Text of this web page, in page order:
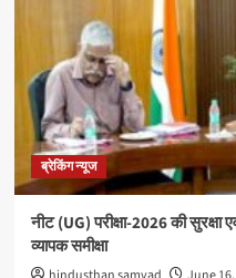
ब्रेकिंग न्यूज
नीट (UG) परीक्षा-2026 की सुरक्षा
व्यापक समीक्षा